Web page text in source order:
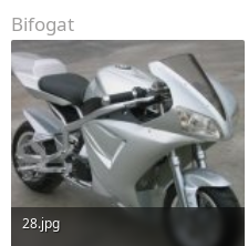
Bifogat
28.jpg